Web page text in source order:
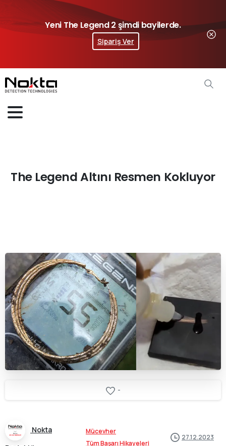
Yeni The Legend 2 şimdi bayilerde.
Sipariş Ver
The Legend Altını Resmen Kokluyor
-
Nokta
Mücevher
Tüm Başarı Hikayeleri
27.12.2023